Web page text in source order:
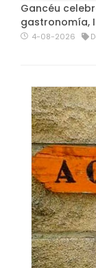
Gancéu
gastronomía,
4-08-2026